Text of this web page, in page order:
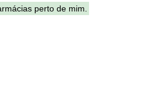
perto de mim.